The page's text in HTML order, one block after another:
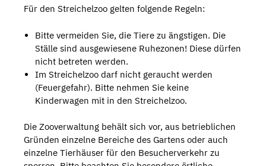
Für den Streichelzoo gelten folgende Regeln:
Bitte vermeiden Sie, die Tiere zu ängstigen. Die
Ställe sind ausgewiesene Ruhezonen! Diese dürfen
nicht betreten werden.
Im Streichelzoo darf nicht geraucht werden
(Feuergefahr). Bitte nehmen Sie keine
Kinderwagen mit in den Streichelzoo.
Die Zooverwaltung behält sich vor, aus betrieblichen
Gründen einzelne Bereiche des Gartens oder auch
einzelne Tierhäuser für den Besucherverkehr zu